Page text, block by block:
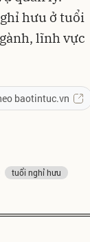
hưu ở tuổi
lĩnh vực
baotintuc.vn
tuổi nghỉ hưu